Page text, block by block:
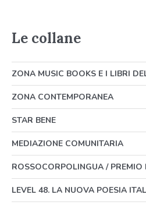
Le collane
ZONA MUSIC BOOKS E I LIBRI
ZONA CONTEMPORANEA
STAR BENE
MEDIAZIONE COMUNITARIA
ROSSOCORPOLINGUA / PREMIO
LEVEL 48. LA NUOVA POESIA